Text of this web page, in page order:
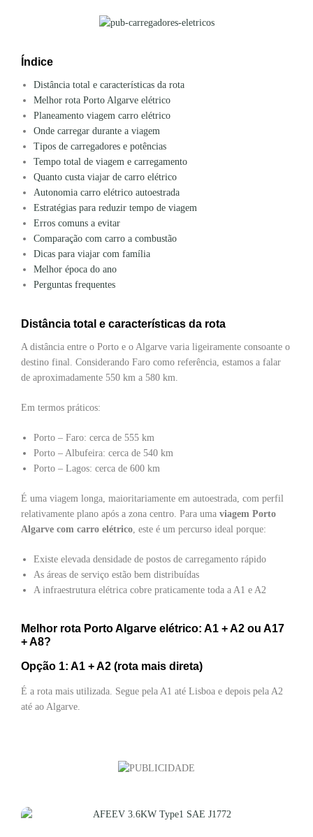
Índice
Distância total e características da rota
Melhor rota Porto Algarve elétrico
Planeamento viagem carro elétrico
Onde carregar durante a viagem
Tipos de carregadores e potências
Tempo total de viagem e carregamento
Quanto custa viajar de carro elétrico
Autonomia carro elétrico autoestrada
Estratégias para reduzir tempo de viagem
Erros comuns a evitar
Comparação com carro a combustão
Dicas para viajar com família
Melhor época do ano
Perguntas frequentes
Distância total e características da rota
A distância entre o Porto e o Algarve varia ligeiramente consoante o
destino final. Considerando Faro como referência, estamos a falar
de aproximadamente 550 km a 580 km.
Em termos práticos:
Porto – Faro: cerca de 555 km
Porto – Albufeira: cerca de 540 km
Porto – Lagos: cerca de 600 km
É uma viagem longa, maioritariamente em autoestrada, com perfil
relativamente plano após a zona centro. Para uma viagem Porto
Algarve com carro elétrico , este é um percurso ideal porque:
Existe elevada densidade de postos de carregamento rápido
As áreas de serviço estão bem distribuídas
A infraestrutura elétrica cobre praticamente toda a A1 e A2
Melhor rota Porto Algarve elétrico: A1 + A2 ou A17
+ A8?
Opção 1: A1 + A2 (rota mais direta)
É a rota mais utilizada. Segue pela A1 até Lisboa e depois pela A2
até ao Algarve.